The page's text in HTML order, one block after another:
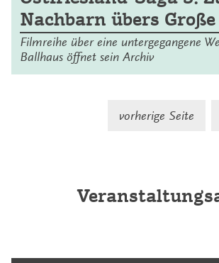
Nachbarn übers
Filmreihe über eine untergegangene
Ballhaus öffnet sein Archiv
vorherige Seite